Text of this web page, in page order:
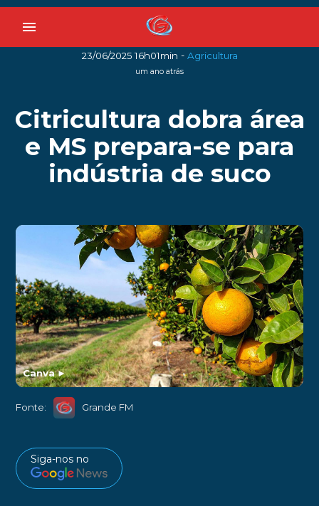
menu
23/06/2025 16h01min - Agricultura
um ano atrás
Citricultura dobra área
e MS prepara-se para
indústria de suco
Canva►
Fonte: Grande FM
Siga-nos no